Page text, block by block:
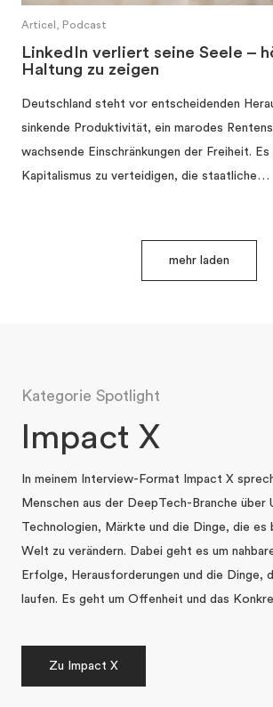
Articel, Podcast
LinkedIn verliert seine Seele –
Haltung zu zeigen
Deutschland steht vor entscheidenden
sinkende Produktivität, ein marodes
wachsende Einschränkungen der Freiheit.
Kapitalismus zu verteidigen, die staatliche…
mehr laden
Kategorie Spotlight
Impact X
In meinem Interview-Format Impact X
Menschen aus der DeepTech-Branche über
Technologien, Märkte und die Dinge, die es
Welt zu verändern. Dabei geht es um
Erfolge, Herausforderungen und die Dinge,
laufen. Es geht um Offenheit und das
Zu Impact X